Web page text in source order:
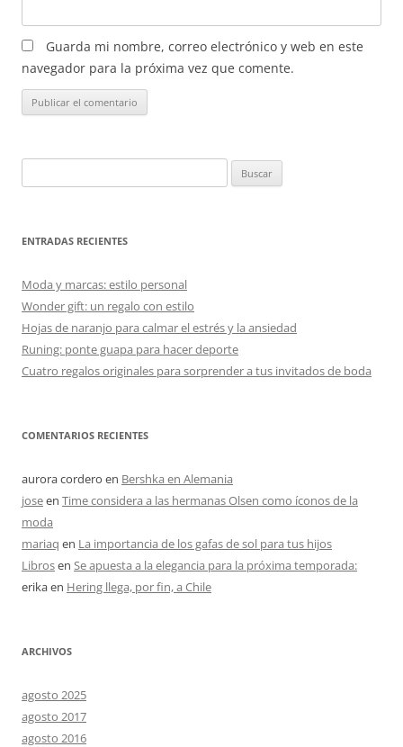
Guarda mi nombre, correo electrónico y web en este
navegador para la próxima vez que comente.
ENTRADAS RECIENTES
Moda y marcas: estilo personal
Wonder gift: un regalo con estilo
Hojas de naranjo para calmar el estrés y la ansiedad
Runing: ponte guapa para hacer deporte
Cuatro regalos originales para sorprender a tus invitados de boda
COMENTARIOS RECIENTES
aurora cordero en Bershka en Alemania
joseen Time considera a las hermanas Olsen como íconos de la
moda
mariaq en La importancia de los gafas de sol para tus hijos
Librosen Se apuesta a la elegancia para la próxima temporada:
erikaen Hering llega, por fin, a Chile
ARCHIVOS
agosto 2025
agosto 2017
agosto 2016